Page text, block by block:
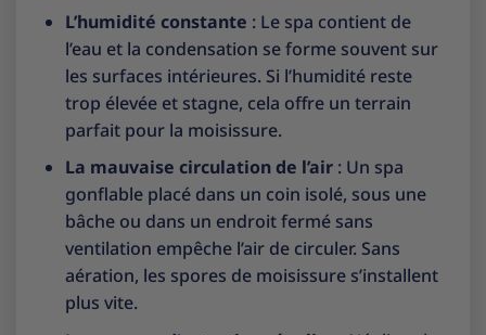
L’humidité constante : Le spa contient de
l’eau et la condensation se forme souvent sur
les surfaces intérieures. Si l’humidité reste
trop élevée et stagne, cela offre un terrain
parfait pour la moisissure.
La mauvaise circulation de l’air: Un spa
gonflable placé dans un coin isolé, sous une
bâche ou dans un endroit fermé sans
ventilation empêche l’air de circuler. Sans
aération, les spores de moisissure s’installent
plus vite.